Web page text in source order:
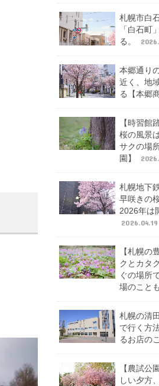
札幌市白
「白石町
る。
本郷通り
近く、地
る【本郷
【時習館
桜の風景
サクの場
園】
札幌地下
早咲きの
2026年は
2026.04.19
【札幌の
クとカタ
ぐの場所
場のこと
札幌の清
で行く方
るお店の
【農試公
しい夕方